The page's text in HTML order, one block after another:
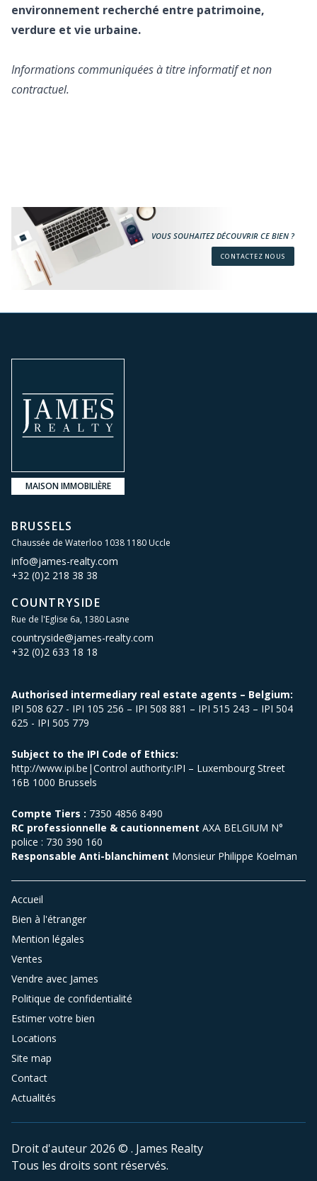
environnement recherché entre patrimoine,
verdure et vie urbaine.
Informations communiquées à titre informatif et non
contractuel.
VOUS SOUHAITEZ DÉCOUVRIR CE BIEN ?
CONTACTEZ NOUS
MAISON IMMOBILIÈRE
BRUSSELS
Chaussée de Waterloo 1038 1180 Uccle
info@james-realty.com
+32 (0)2 218 38 38
COUNTRYSIDE
Rue de l'Eglise 6a, 1380 Lasne
countryside@james-realty.com
+32 (0)2 633 18 18
Authorised intermediary real estate agents – Belgium:
IPI 508 627 - IPI 105 256 – IPI 508 881 – IPI 515 243 – IPI 504
625 - IPI 505 779
Subject to the IPI Code of Ethics:
http://www.ipi.be|Control authority:IPI – Luxembourg Street
16B 1000 Brussels
Compte Tiers : 7350 4856 8490
RC professionnelle & cautionnement AXA BELGIUM N°
police : 730 390 160
Responsable Anti-blanchiment Monsieur Philippe Koelman
Accueil
Bien à l'étranger
Mention légales
Ventes
Vendre avec James
Politique de confidentialité
Estimer votre bien
Locations
Site map
Contact
Actualités
Droit d'auteur 2026 © . James Realty
Tous les droits sont réservés.